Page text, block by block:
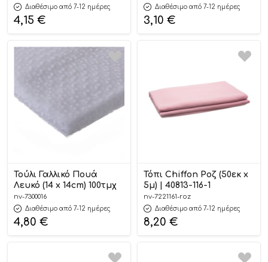
Διαθέσιμο από 7-12 ημέρες
4,15 €
Διαθέσιμο από 7-12 ημέρες
3,10 €
Τούλι Γαλλικό Πουά
Λευκό (14 x 14cm) 100τμχ
nv-7300016
Διαθέσιμο από 7-12 ημέρες
4,80 €
Τόπι Chiffon Ροζ (50εκ x
5μ) | 40813-116-1
nv-7221161-roz
Διαθέσιμο από 7-12 ημέρες
8,20 €